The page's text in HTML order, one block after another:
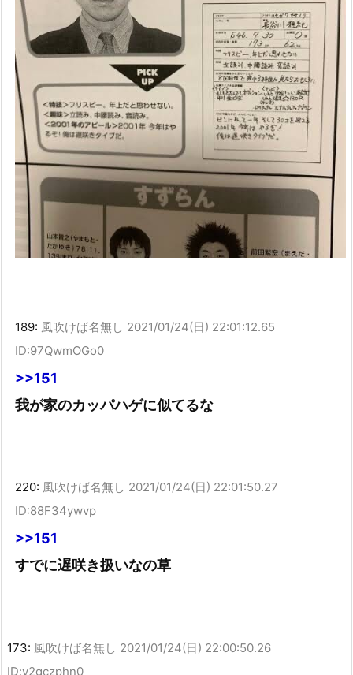
189: 風吹けば名無し 2021/01/24(日) 22:01:12.65
ID:97QwmOGo0
>>151
我が家のカッパハゲに似てるな
220: 風吹けば名無し 2021/01/24(日) 22:01:50.27
ID:88F34ywvp
>>151
すでに遅咲き扱いなの草
173: 風吹けば名無し 2021/01/24(日) 22:00:50.26
ID:y2gczphn0